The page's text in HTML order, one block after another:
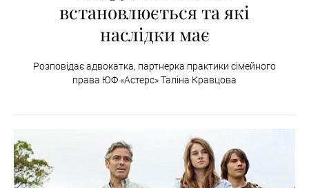
встановлюється та які
наслідки має
Розповідає адвокатка, партнерка практики сімейного
права ЮФ «Астерс» Таліна Кравцова